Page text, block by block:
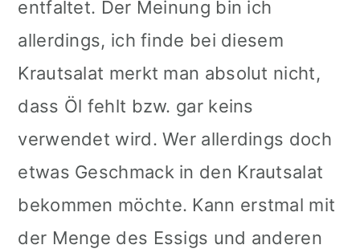
entfaltet. Der Meinung bin ich
allerdings, ich finde bei diesem
Krautsalat merkt man absolut nicht,
dass Öl fehlt bzw. gar keins
verwendet wird. Wer allerdings doch
etwas Geschmack in den Krautsalat
bekommen möchte. Kann erstmal mit
der Menge des Essigs und anderen